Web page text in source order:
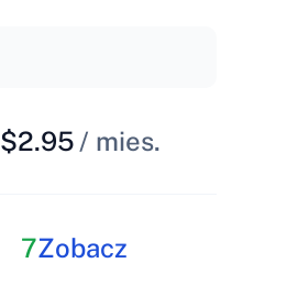
$2.95 / mies.
7Zobacz